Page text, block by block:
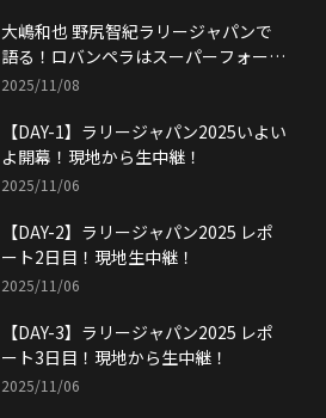
大嶋和也 野尻智紀ラリージャパンで
語る！ロバンペラはスーパーフォーミ
ュラで通用する！？
2025/11/08
【DAY-1】ラリージャパン2025いよい
よ開幕！現地から生中継！
2025/11/06
【DAY-2】ラリージャパン2025 レポ
ート2日目！現地生中継！
2025/11/06
【DAY-3】ラリージャパン2025 レポ
ート3日目！現地から生中継！
2025/11/06